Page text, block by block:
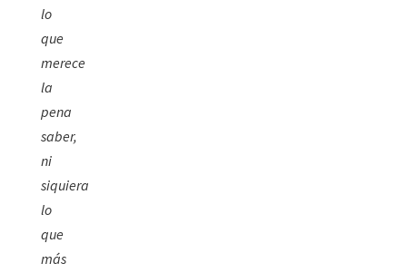
lo
que
merece
la
pena
saber,
ni
siquiera
lo
que
más